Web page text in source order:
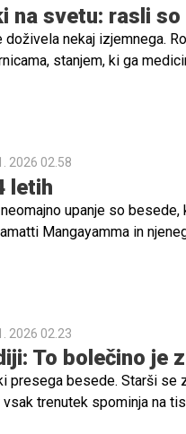
na svetu: rasli
nekaj izjemnega.
stanjem, ki ga
2026 02.58
letih
upanje so
Mangayamma in
2026 02.23
To bolečino je
presega besede. Starši se
trenutek spominja na